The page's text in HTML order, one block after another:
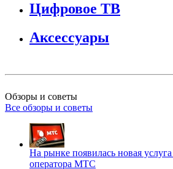
Цифровое ТВ
Аксессуары
Обзоры и советы
Все обзоры и советы
На рынке появилась новая
оператора МТС